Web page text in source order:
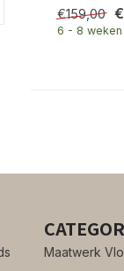
€159,00
6 - 8 weken
Maatwerk